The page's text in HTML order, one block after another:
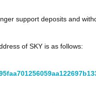
support deposits and
of SKY is as follows: